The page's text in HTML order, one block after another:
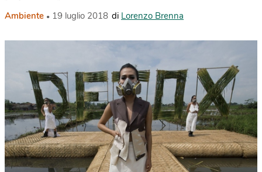
Ambiente 19 luglio 2018 di Lorenzo Brenna